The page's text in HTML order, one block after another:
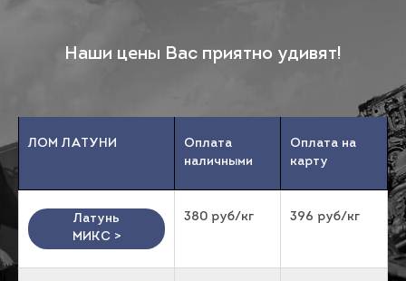
Наши цены Вас приятно удивят!
ЛОМ ЛАТУНИ
Оплата
наличными
Оплата на
карту
Латунь
МИКС >
380 руб/кг 396 руб/кг